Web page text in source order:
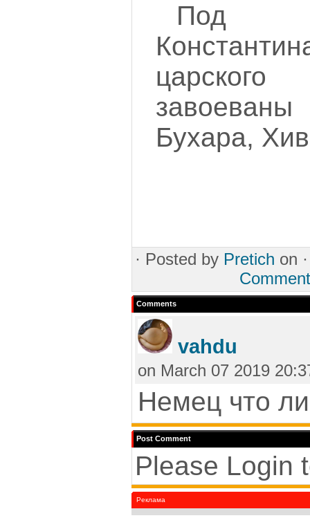
Под
Бухара,
· Posted by Pretich on
Comment
Comments
vahdu
on March 07 2019
Немец что
Post Comment
Please Login
Реклама